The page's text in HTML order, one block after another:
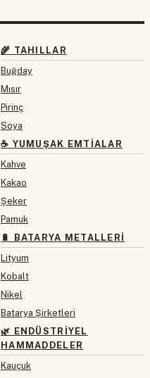
🌾 TAHILLAR
Buğday
Mısır
Pirinç
Soya
☕ YUMUŞAK EMTIALAR
Kahve
Kakao
Şeker
Pamuk
🔋 BATARYA METALLERI
Lityum
Kobalt
Nikel
Batarya Şirketleri
🌿 ENDÜSTRIYEL
HAMMADDELER
Kauçuk